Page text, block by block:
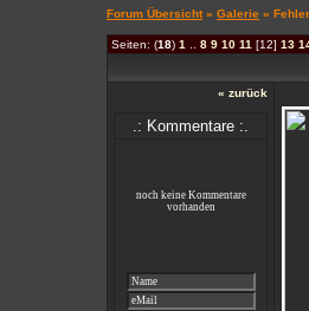
Forum Übersicht» Galerie »
Seiten: (18) 1 8 9 10 11 [12] 13
« zurück
.: Kommentare :.